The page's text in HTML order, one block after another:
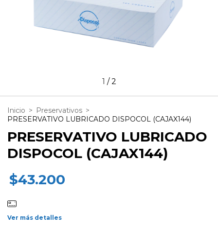
1 /2
Inicio > Preservativos >
PRESERVATIVO LUBRICADO DISPOCOL (CAJAX144)
PRESERVATIVO LUBRICADO
DISPOCOL (CAJAX144)
$43.200
Ver más detalles